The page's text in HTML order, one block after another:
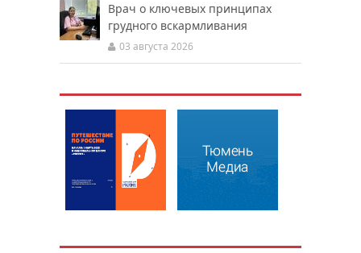
Врач о ключевых принципах
грудного вскармливания
03 августа 2026